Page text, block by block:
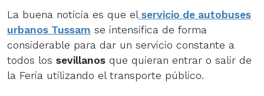
La buena noticia es que el servicio de autobuses
urbanos Tussam se intensifica de forma
considerable para dar un servicio constante a
todos los sevillanos que quieran entrar o salir de
la Feria utilizando el transporte público.